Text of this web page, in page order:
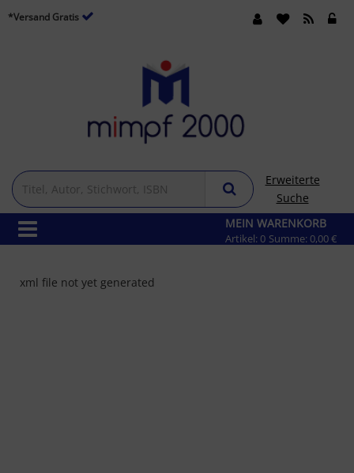
*Versand Gratis
Erweiterte
Suche
MEIN WARENKORB
Artikel: 0 Summe: 0,00 €
xml file not yet generated